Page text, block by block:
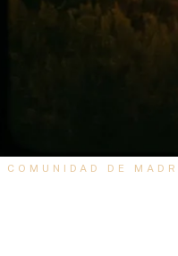
COMUNIDAD DE